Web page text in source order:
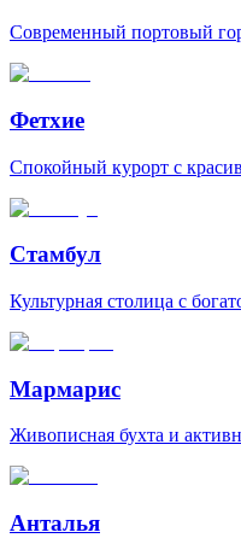
Современный портовый
Фетхие
Спокойный курорт с
Стамбул
Культурная столица с
Мармарис
Живописная бухта и
Анталья